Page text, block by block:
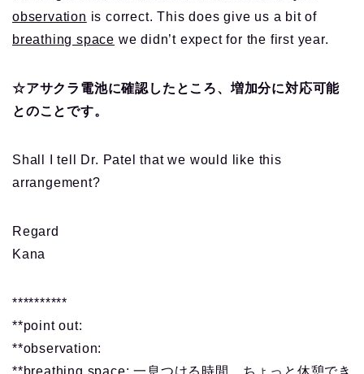
observation is correct. This does give us a bit of
breathing space we didn’t expect for the first year.
☆アサクラ電池に確認したところ、増加分に対応可能
とのことです。
Shall I tell Dr. Patel that we would like this
arrangement?
Regard
Kana
**********
**point out:
**observation: